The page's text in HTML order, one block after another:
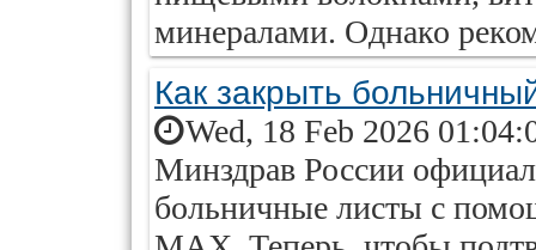
минералами. Однако
Как закрыть
Wed, 18 Feb 2026
Минздрав России
больничные листы с